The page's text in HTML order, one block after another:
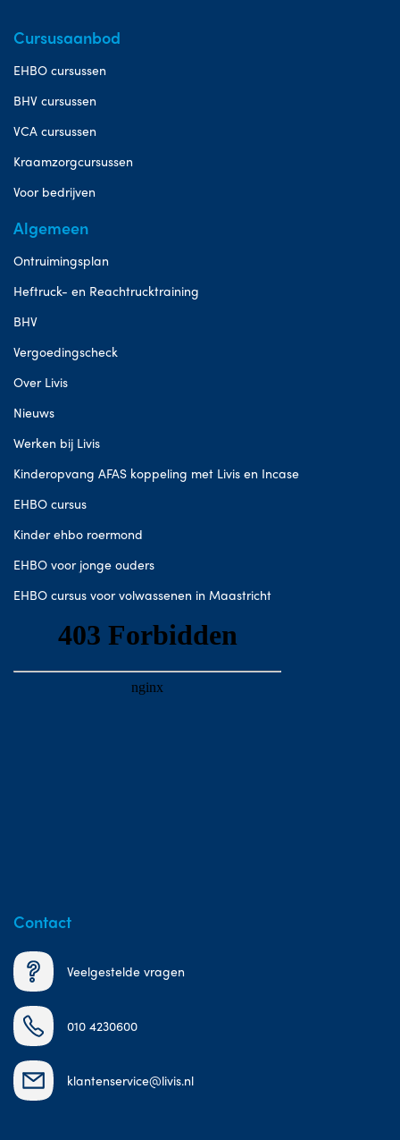
Cursusaanbod
EHBO cursussen
BHV cursussen
VCA cursussen
Kraamzorgcursussen
Voor bedrijven
Algemeen
Ontruimingsplan
Heftruck- en Reachtrucktraining
BHV
Vergoedingscheck
Over Livis
Nieuws
Werken bij Livis
Kinderopvang AFAS koppeling met Livis en Incase
EHBO cursus
Kinder ehbo roermond
EHBO voor jonge ouders
EHBO cursus voor volwassenen in Maastricht
Contact
Veelgestelde vragen
010 4230600
klantenservice@livis.nl